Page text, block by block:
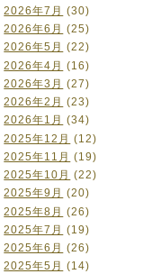
2026年7月 (30)
2026年6月 (25)
2026年5月 (22)
2026年4月 (16)
2026年3月 (27)
2026年2月 (23)
2026年1月 (34)
2025年12月 (12)
2025年11月 (19)
2025年10月 (22)
2025年9月 (20)
2025年8月 (26)
2025年7月 (19)
2025年6月 (26)
2025年5月 (14)